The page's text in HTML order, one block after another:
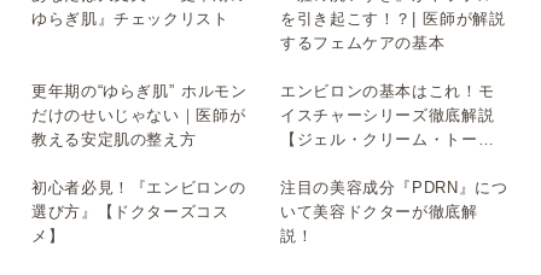
ゆらぎ肌』チェックリスト
を引き起こす！？| 医師が解説
するフェムケアの基本
▶
更年期の“ゆらぎ肌” ホルモン
だけのせいじゃない｜医師が
教える安定肌の整え方
▶
エンビロンの基本はこれ！モ
イスチャーシリーズ徹底解説
【ジェル・クリーム・トーナ
▶
初心者必見！『エンビロンの
選び方』【ドクターズコス
メ】
▶
注目の美容成分『PDRN』につ
いて美容ドクターが徹底解
説！